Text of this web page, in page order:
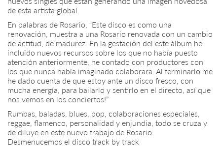
de esta artista global.
En palabras de Rosario, “Este disco es como una
renovación, muestra a una Rosario renovada con un cambio
de actitud, de madurez. En la gestación del este álbum he
incluido nuevos recursos sobre los que no había puesto
atención anteriormente, he contado con productores con
los que nunca había imaginado colaborara. Al terminarlo me
he dado cuenta de que estoy ante un disco fresco, con
mucha energía, para bailarlo y sentirlo en el directo, así que
nos vemos en los conciertos!”
Rumbas, baladas, blues, pop, colaboraciones especiales,
reggae, flamenco, personalidad y enjundia, todo se cruza y
de diluye en este nuevo trabajo de Rosario.
Desmenucemos el disco track by track